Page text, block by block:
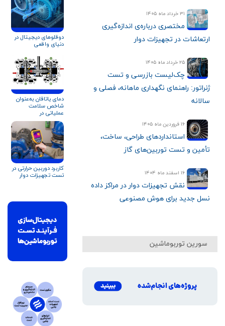
۳۱ خرداد ماه ۱۴۰۵
مختصری درباره‌ی اندازه‌گیری
ارتعاشات در تجهیزات دوار
۲۵ خرداد ماه ۱۴۰۵
چک‌لیست بازرسی و تست
ژنراتور: راهنمای نگهداری ماهانه، فصلی و
سالانه
۱۶ فروردین ماه ۱۴۰۵
استانداردهای طراحی، ساخت،
تأمین و تست توربین‌های گاز
۱۶ اسفند ماه ۱۴۰۴
نقش تجهیزات دوار در مراکز داده
نسل جدید برای هوش مصنوعی
سورین توربوماشین
دوقلوهای دیجیتال در
دنیای واقعی
دمای یاتاقان به‌عنوان
شاخص سلامت
عملیاتی در
کمپرسورهای
سانتریفیوژ (بر اساس
نسخه پنجم API ۶۷۰)
کاربرد دوربین حرارتی در
تست تجهیزات دوار